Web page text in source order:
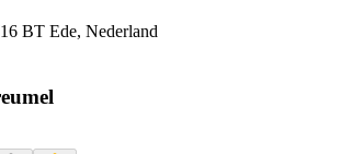
BT Ede, Nederland